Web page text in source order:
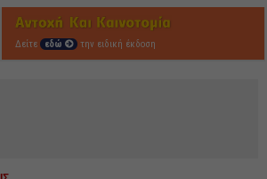
Δείτε εδώ την ειδική έκδοση